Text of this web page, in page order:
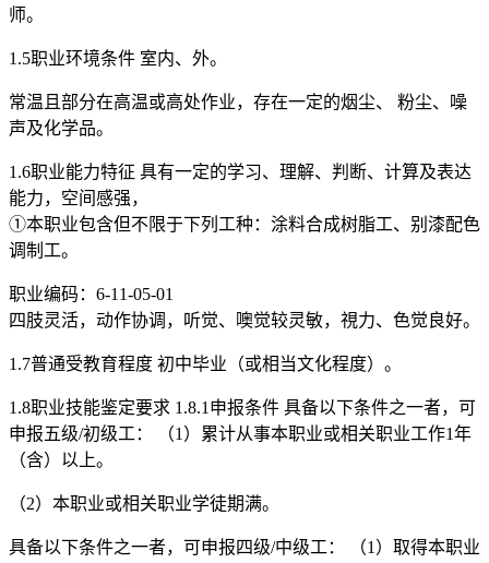
师。
1.5职业环境条件 室内、外。
常温且部分在高温或高处作业，存在一定的烟尘、 粉尘、噪
声及化学品。
1.6职业能力特征 具有一定的学习、理解、判断、计算及表达
能力，空间感强，
①本职业包含但不限于下列工种：涂料合成树脂工、别漆配色
调制工。
职业编码：6-11-05-01
四肢灵活，动作协调，听觉、噢觉较灵敏，視力、色觉良好。
1.7普通受教育程度 初中毕业（或相当文化程度）。
1.8职业技能鉴定要求 1.8.1申报条件 具备以下条件之一者，可
申报五级/初级工： （1）累计从事本职业或相关职业工作1年
（含）以上。
（2）本职业或相关职业学徒期满。
具备以下条件之一者，可申报四级/中级工： （1）取得本职业